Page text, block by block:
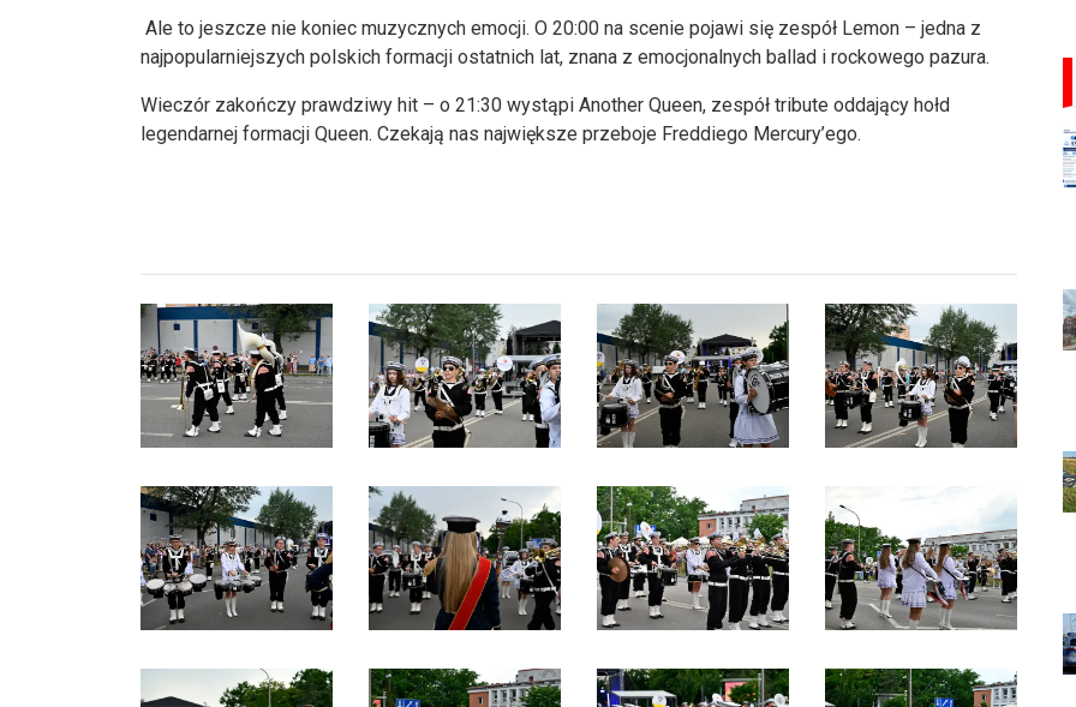
Ale to jeszcze nie koniec muzycznych emocji. O 20:00 na scenie pojawi się zespół Lemon – jedna z
najpopularniejszych polskich formacji ostatnich lat, znana z emocjonalnych ballad i rockowego pazura.
Wieczór zakończy prawdziwy hit – o 21:30 wystąpi Another Queen, zespół tribute oddający hołd
legendarnej formacji Queen. Czekają nas największe przeboje Freddiego Mercury’ego.